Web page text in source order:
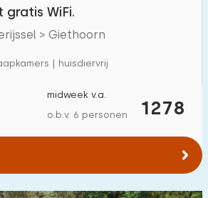
gratis WiFi.
> Giethoorn
| huisdiervrij
1278
midweek v.a.
o.b.v. 6 personen